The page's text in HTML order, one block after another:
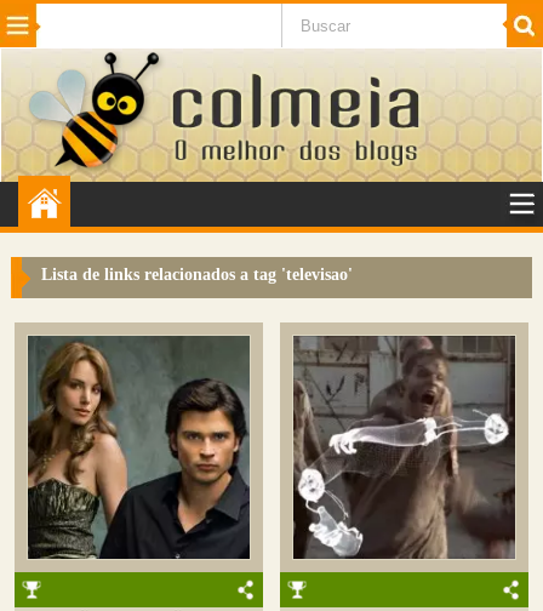
Beleza Cinema e TV
Internet Jogos NotÃ­cias SaÃºde
VeÃ­culos Adulto
Sugerir Link
Colmeia Exchange
Perguntas Frequentes
Sobre
Contato
Lista de links relacionados a tag 'televisao'